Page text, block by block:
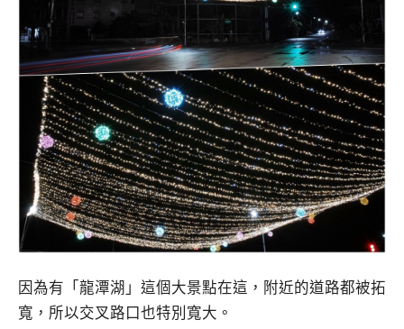
因為有「龍潭湖」這個大景點在這，附近的道路都被拓
寬，所以交叉路口也特別寬大。